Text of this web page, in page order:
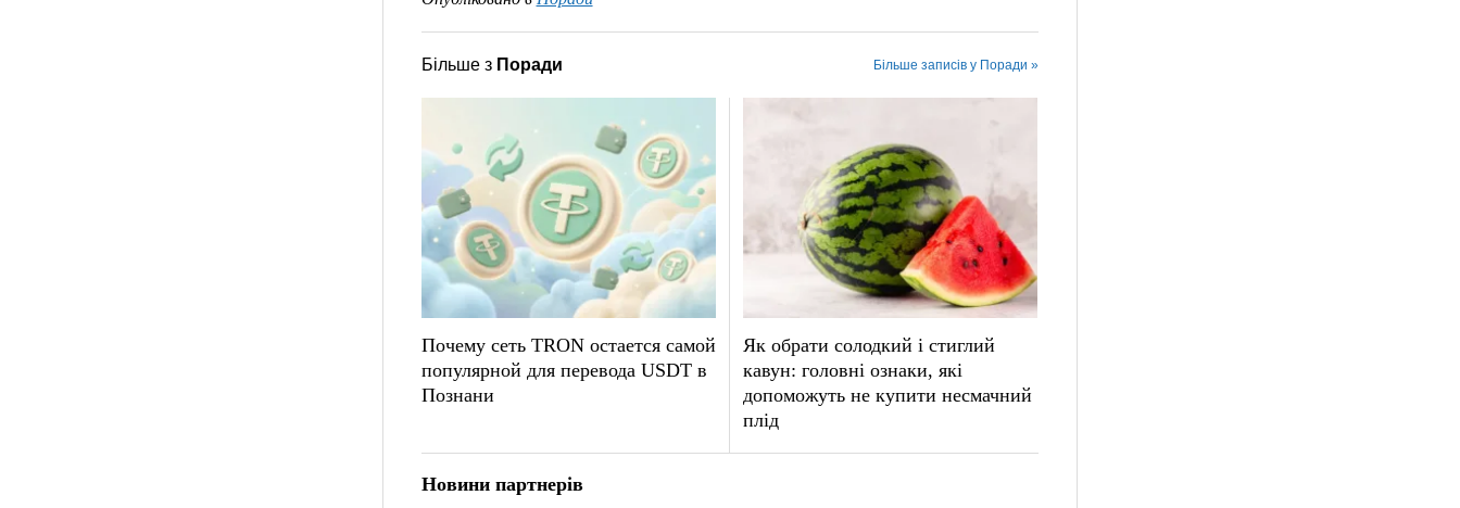
Більше з Поради Більше записів у Поради »
Почему сеть TRON остается самой
популярной для перевода USDT в
Познани
Як обрати солодкий і стиглий
кавун: головні ознаки, які
допоможуть не купити несмачний
плід
Новини партнерів